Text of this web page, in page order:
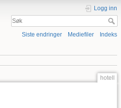
Logg inn
Siste endringer Mediefiler Indeks
hotell